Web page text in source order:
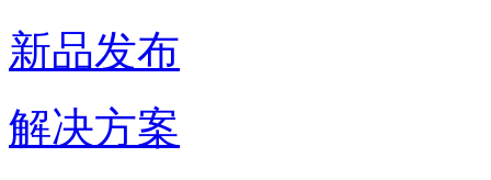
新品发布
解决方案